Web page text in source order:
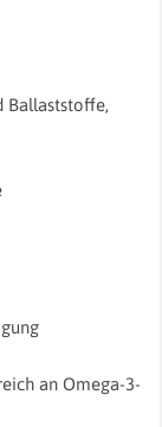
Ballaststoffe,
an Omega-3-